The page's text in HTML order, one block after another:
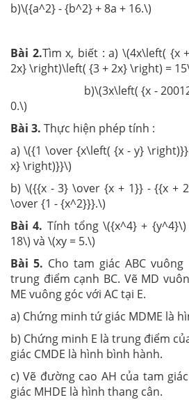
b)\({a^2} - {b^2} + 8a + 16.\)
Bài 2.Tìm x, biết : a) \(4x\left( {x
2x} \right)\left( {3 + 2x} \right) =
b)\(3x\left( {x - 20012}
0.\)
Bài 3. Thực hiện phép tính :
a) \({1 \over {x\left( {x - y}
x} \right)}}\)
b) \({{x - 3} \over {x + 1}} - {{x +
\over {1 - {x^2}}}.\)
Bài 4. Tính tổng \({x^4} +
18\) và \(xy = 5.\)
Bài 5. Cho tam giác ABC
trung điểm cạnh BC. Vẽ MD
ME vuông góc với AC tại E.
a) Chứng minh tứ giác MDME là
b) Chứng minh E là trung điểm
giác CMDE là hình bình hành.
c) Vẽ đường cao AH của tam
giác MHDE là hình thang cân.